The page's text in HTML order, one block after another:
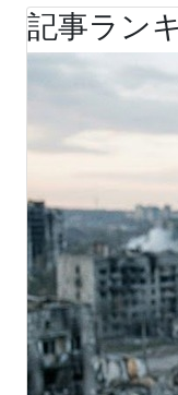
記事ラン